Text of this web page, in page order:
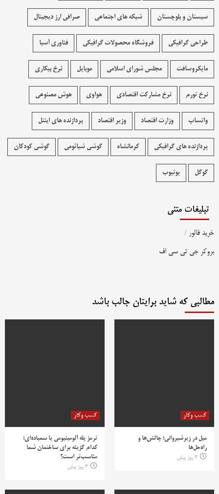
سیستان و بلوچستان شبکه های اجتماعی صرافی ارز دیجیتال
طراحی گرافیکی فروشگاه محصولات گرافيکی فناوری آسیا
مایکروسافت مجلس شورای اسلامی موبایل نرخ بیکاری
نرخ تورم نرخ مشارکت اقتصادی هواوی هوش مصنوعی
واتساپ وزارت اقتصاد وزیر اقتصاد پردازنده های اینتل
پردازنده های گرافیکی کرمانشاه گوشی شیائومی گوشی کودکان
گوگل یوتیوب
تبلیغات متنی
خرید فالور /
بروکر جی تی سی اف
مطالبی که شاید برایتان جالب باشد
کسب وکار
مبل در زیرشیروانی؛ چالش‌ها و
راه‌حل‌ها
2 روز پیش
کسب وکار
ترمز پله آلومینیومی یا سمباده‌ای؛
کدام گزینه برای ساختمان شما
مناسب‌تر است؟
3 روز پیش